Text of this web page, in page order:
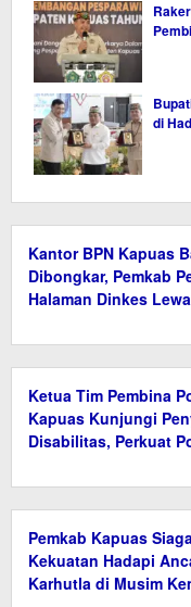
di
Kantor BPN Kapuas
Dibongkar, Pemkab
Halaman Dinkes
Ketua Tim Pembina
Kapuas Kunjungi
Disabilitas, Perkuat
Pemkab Kapuas
Kekuatan Hadapi
Karhutla di Musim